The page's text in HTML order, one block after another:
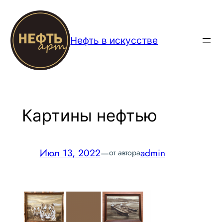
Перейти
содержимому
Нефть в искусстве
Картины нефтью
Июл 13, 2022—от автораadmin